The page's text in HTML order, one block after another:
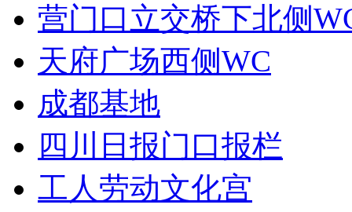
营门口立交桥下北侧
天府广场西侧WC
成都基地
四川日报门口报栏
工人劳动文化宫